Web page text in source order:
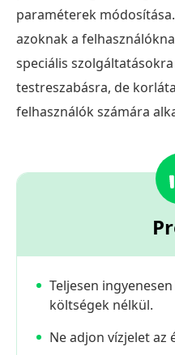
paraméterek
azoknak a
speciális
testreszabásra, de
felhasználók számára
Teljesen
költségek nélkül.
Ne adjon vízjelet az